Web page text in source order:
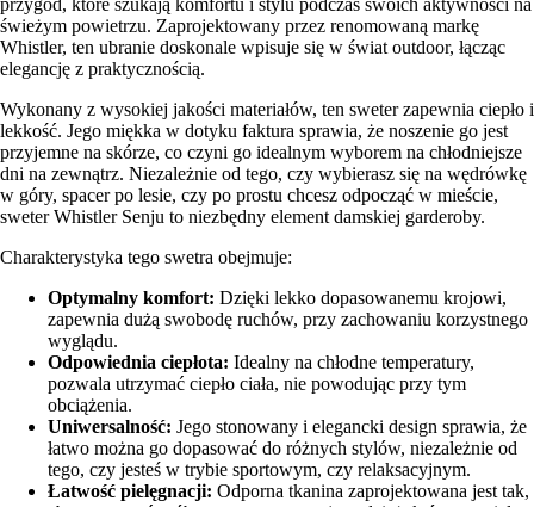
przygód, które szukają komfortu i stylu podczas swoich aktywności na
świeżym powietrzu. Zaprojektowany przez renomowaną markę
Whistler, ten ubranie doskonale wpisuje się w świat outdoor, łącząc
elegancję z praktycznością.
Wykonany z wysokiej jakości materiałów, ten sweter zapewnia ciepło i
lekkość. Jego miękka w dotyku faktura sprawia, że noszenie go jest
przyjemne na skórze, co czyni go idealnym wyborem na chłodniejsze
dni na zewnątrz. Niezależnie od tego, czy wybierasz się na wędrówkę
w góry, spacer po lesie, czy po prostu chcesz odpocząć w mieście,
sweter Whistler Senju to niezbędny element damskiej garderoby.
Charakterystyka tego swetra obejmuje:
Optymalny komfort: Dzięki lekko dopasowanemu krojowi,
zapewnia dużą swobodę ruchów, przy zachowaniu korzystnego
wyglądu.
Odpowiednia ciepłota: Idealny na chłodne temperatury,
pozwala utrzymać ciepło ciała, nie powodując przy tym
obciążenia.
Uniwersalność: Jego stonowany i elegancki design sprawia, że
łatwo można go dopasować do różnych stylów, niezależnie od
tego, czy jesteś w trybie sportowym, czy relaksacyjnym.
Łatwość pielęgnacji: Odporna tkanina zaprojektowana jest tak,